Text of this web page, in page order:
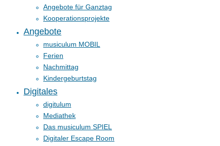
Angebote für Ganztag
Kooperationsprojekte
Angebote
musiculum MOBIL
Ferien
Nachmittag
Kindergeburtstag
Digitales
digitulum
Mediathek
Das musiculum SPIEL
Digitaler Escape Room